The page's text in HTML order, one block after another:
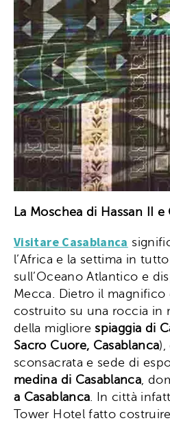
La Moschea di Hassan II
Visitare Casablanca
l’Africa e la settima in
sull’Oceano Atlantico e
Mecca. Dietro il
costruito su una roccia in
della migliorespiaggia di
Sacro Cuore, Casablanca),
sconsacrata e sede di
medina di Casablanca ,
a Casablanca . In città
Tower Hotel fatto